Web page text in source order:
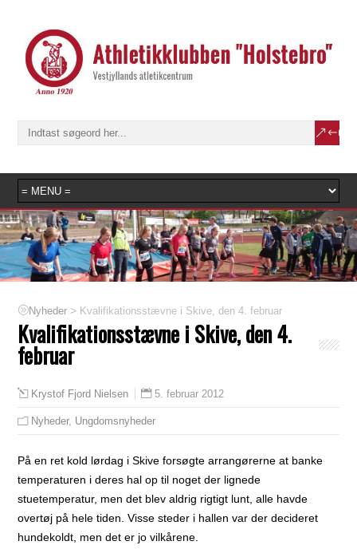
Nyheder > Kvalifikationsstævne i Skive, den 4. februar
Kvalifikationsstævne i Skive, den 4.
februar
Krystof Fjord Nielsen 5. februar 2012
Nyheder, Ungdomsnyheder
På en ret kold lørdag i Skive forsøgte arrangørerne at banke
temperaturen i deres hal op til noget der lignede
stuetemperatur, men det blev aldrig rigtigt lunt, alle havde
overtøj på hele tiden. Visse steder i hallen var der decideret
hundekoldt, men det er jo vilkårene.